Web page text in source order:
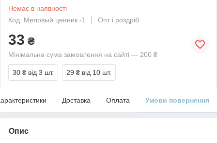
Немає в наявності
Код: Меловый ценник -1
Опт і роздріб
33 ₴
Мінімальна сума замовлення на сайті — 200 ₴
30 ₴ від 3 шт. 29 ₴ від 10 шт.
Доставка Оплата Умови повернення
Опис